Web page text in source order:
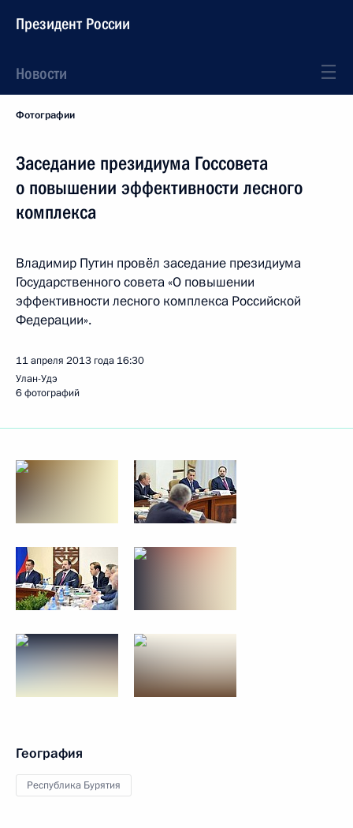
Президент России
Новости
Фотографии
Заседание президиума Госсовета
о повышении эффективности лесного
комплекса
Владимир Путин провёл заседание президиума
Государственного совета «О повышении
эффективности лесного комплекса Российской
Федерации».
11 апреля 2013 года 16:30
Улан-Удэ
6 фотографий
География
Республика Бурятия